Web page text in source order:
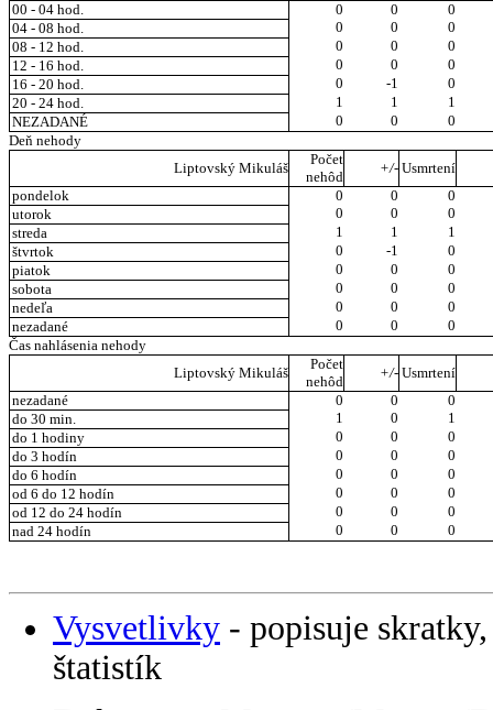
00 - 04 hod.
0 0
0
04 - 08 hod.
0 0
0
08 - 12 hod.
0 0
0
12 - 16 hod.
0 0
0
16 - 20 hod.
0 -1
0
20 - 24 hod.
1 1
1
NEZADANÉ
0 0
0
Deň nehody
Liptovský Mikuláš
Počet
nehôd
+/- Usmrtení
pondelok
0 0
0
utorok
0 0
0
streda
1 1
1
štvrtok
0 -1
0
piatok
0 0
0
sobota
0 0
0
nedeľa
0 0
0
nezadané
0 0
0
Čas nahlásenia nehody
Liptovský Mikuláš
Počet
nehôd
+/- Usmrtení
nezadané
0 0
0
do 30 min.
1 0
1
do 1 hodiny
0 0
0
do 3 hodín
0 0
0
do 6 hodín
0 0
0
od 6 do 12 hodín
0 0
0
od 12 do 24 hodín
0 0
0
nad 24 hodín
0 0 0
Vysvetlivky - popisuje
štatistík